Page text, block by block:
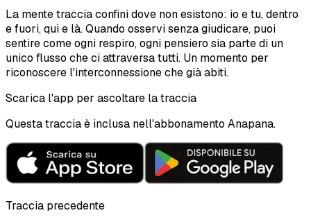
La mente traccia confini dove non esistono: io e tu, dentro
e fuori, qui e là. Quando osservi senza giudicare, puoi
sentire come ogni respiro, ogni pensiero sia parte di un
unico flusso che ci attraversa tutti. Un momento per
riconoscere l'interconnessione che già abiti.
Scarica l'app per ascoltare la traccia
Questa traccia è inclusa nell'abbonamento Anapana.
Traccia precedente